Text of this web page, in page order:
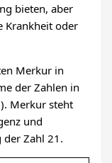
bieten, aber
Krankheit oder
Merkur in
der Zahlen in
Merkur steht
und
der Zahl 21.